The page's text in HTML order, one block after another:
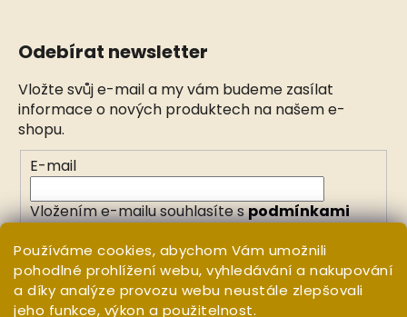
Používáme cookies, abychom Vám umožnili
pohodlné prohlížení webu, vyhledávání a nakupování
a díky analýze provozu webu neustále zlepšovali
jeho funkce, výkon a použitelnost.
Odebírat newsletter
Vložte svůj e-mail a my vám budeme zasílat
informace o nových produktech na našem e-
shopu.
E-mail
Vložením e-mailu souhlasíte spodmínkami
PŘIHLÁSIT SE